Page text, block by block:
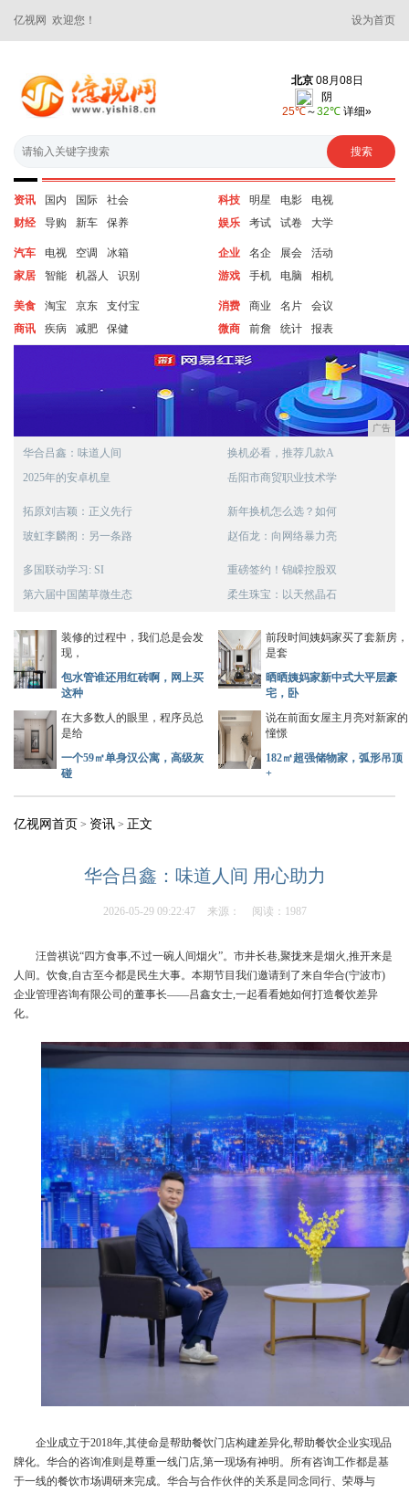
亿视网 欢迎您！ 设为首页
资讯 国内 国际
社会
财经
导购 新车 保养
科技 明星 电影
电视
娱乐
考试 试卷 大学
汽车 电视 空调
冰箱
家居
智能 机器人 识别
企业 名企 展会
活动
游戏
手机 电脑 相机
美食 淘宝 京东
支付宝
商讯
疾病 减肥 保健
消费 商业 名片
会议
微商
前詹 统计 报表
广告
华合吕鑫：味道人间
2025年的安卓机皇
换机必看，推荐几款A
岳阳市商贸职业技术学
拓原刘吉颖：正义先行
玻虹李麟阁：另一条路
新年换机怎么选？如何
赵佰龙：向网络暴力亮
多国联动学习: SI
第六届中国菌草微生态
重磅签约！锦嵘控股双
柔生珠宝：以天然晶石
装修的过程中，我们总是会发
现，
包水管谁还用红砖啊，网上买
这种
前段时间姨妈家买了套新房，
是套
晒晒姨妈家新中式大平层豪
宅，卧
在大多数人的眼里，程序员总
是给
一个59㎡单身汉公寓，高级灰
碰
说在前面女屋主月亮对新家的
憧憬
182㎡超强储物家，弧形吊顶
+
亿视网首页 > 资讯 > 正文
华合吕鑫：味道人间 用心助力
2026-05-29 09:22:47 来源： 阅读：1987
汪曾祺说“四方食事,不过一碗人间烟火”。市井长巷,聚拢来是烟火,推开来是
人间。饮食,自古至今都是民生大事。本期节目我们邀请到了来自华合(宁波市)
企业管理咨询有限公司的董事长——吕鑫女士,一起看看她如何打造餐饮差异
化。
企业成立于2018年,其使命是帮助餐饮门店构建差异化,帮助餐饮企业实现品
牌化。华合的咨询准则是尊重一线门店,第一现场有神明。所有咨询工作都是基
于一线的餐饮市场调研来完成。华合与合作伙伴的关系是同念同行、荣辱与